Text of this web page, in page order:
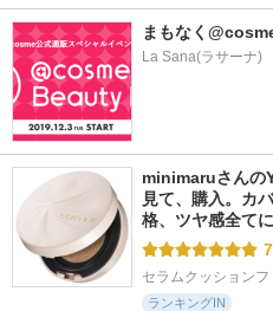
まもなく
La Sana(ラサーナ)
minimaruさん
見て、購入。カ
格、ツヤ感全て
7
セラムクッション
ランキングIN